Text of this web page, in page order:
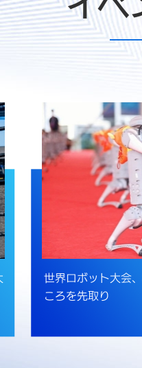
世界ロボット大
ころを先取り